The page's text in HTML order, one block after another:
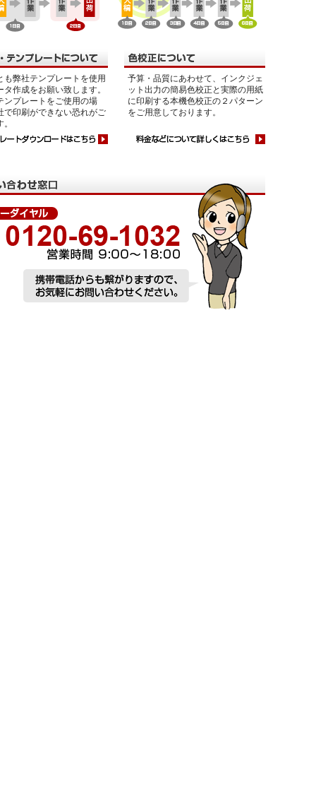
も弊社テンプレートを使用
タ作成をお願い致します。
ンプレートをご使用の場
で印刷ができない恐れがご
予算・品質にあわせて、インクジェ
ット出力の簡易色校正と実際の用紙
に印刷する本機色校正の２パターン
をご用意しております。